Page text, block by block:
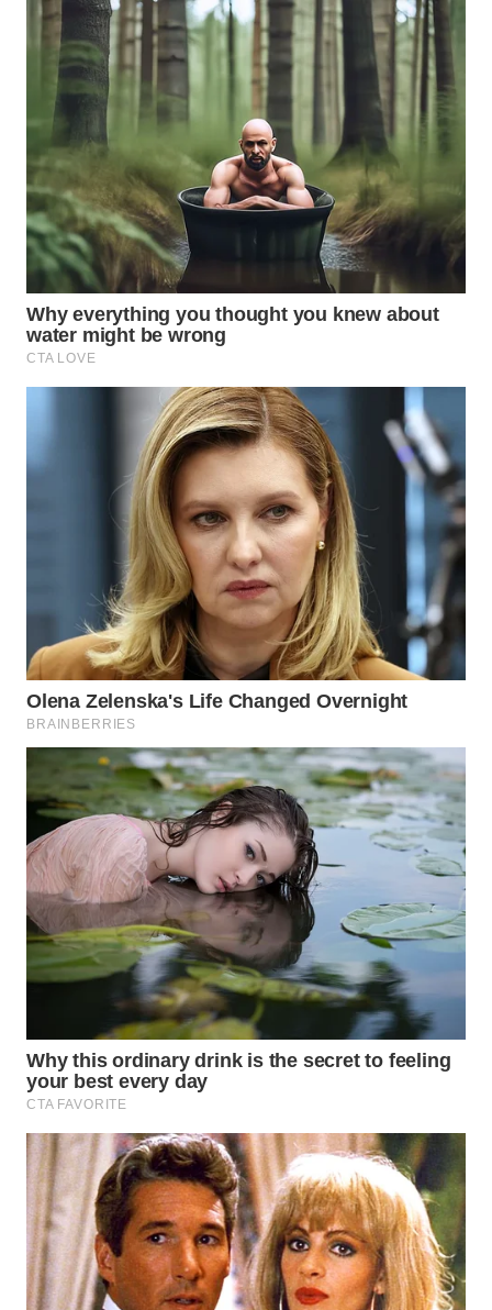
KALTARA
KALSEL
WN
KALTIM
WN
SULSEL
WN
MALUT
WN
DAIRI
WN
DANAU
TOBA
WN
NIAS
WN
LANGKAT
TAPANULI
SELATAN
TANJUNG
LESUNG
WN
KARO